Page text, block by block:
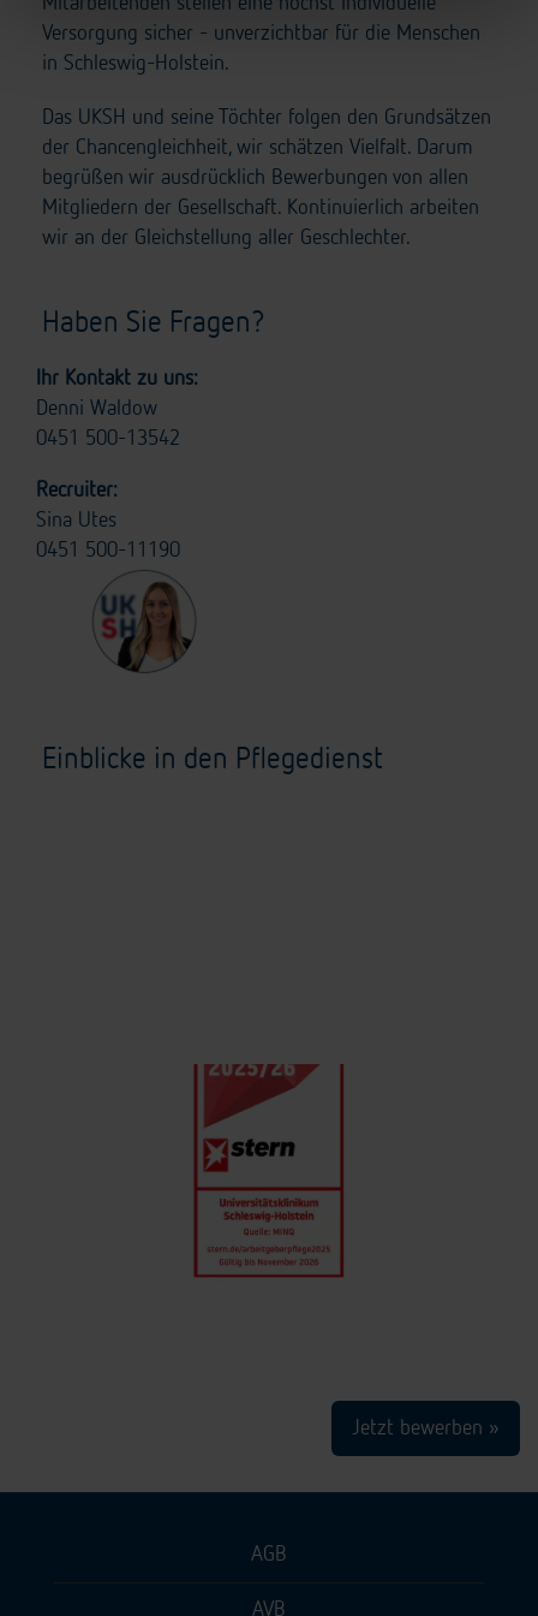
Versorgung sicher - unverzichtbar für die Menschen
in Schleswig-Holstein.
Das UKSH und seine Töchter folgen den Grundsätzen
der Chancengleichheit, wir schätzen Vielfalt. Darum
begrüßen wir ausdrücklich Bewerbungen von allen
Mitgliedern der Gesellschaft. Kontinuierlich arbeiten
wir an der Gleichstellung aller Geschlechter.
Haben Sie Fragen?
Ihr Kontakt zu uns:
Denni Waldow
0451 500-13542
Recruiter:
Sina Utes
0451 500-11190
Einblicke in den Pflegedienst
Jetzt bewerben »
AGB
AVB